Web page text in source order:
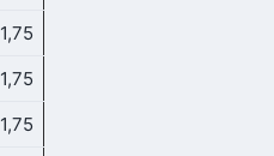
1,75
1,75
1,75